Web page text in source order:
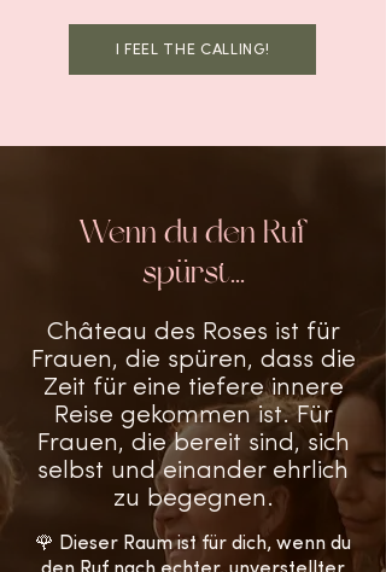
I FEEL THE CALLING!
Wenn du den Ruf
spürst...
Château des Roses ist für
Frauen, die spüren, dass die
Zeit für eine tiefere innere
Reise gekommen ist. ​Für
Frauen, die bereit sind, sich
selbst und einander ehrlich
zu begegnen.
🌹 Dieser Raum ist für dich, wenn du